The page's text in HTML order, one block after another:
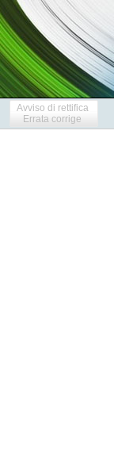
Avviso di rettifica
Errata corrige